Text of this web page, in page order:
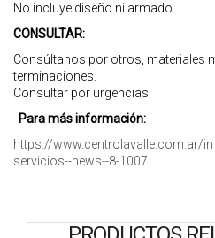
No incluye diseño ni armado
CONSULTAR:
Consúltanos por otros, materiales
terminaciones.
Consultar por urgencias
Para más información:
https://www.centrolavalle.com.ar/
servicios--news--8-1007